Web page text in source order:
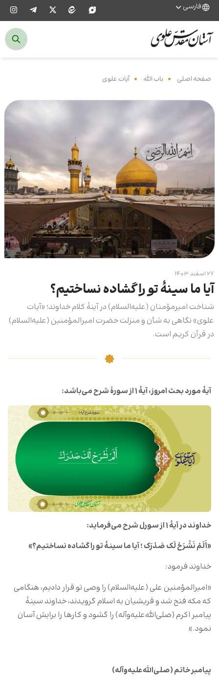
فارسی
صفحه اصلی باب الله آیات علوی
۲۷ اسفند ۱۴۰۳
آیا ما سینۀ تو را گشاده نساختیم؟
شناخت امیرمؤمنان (علیه‌السلام) در آینۀ کلام خداوند؛ «آیات
علوی» نگاهی به شأن و منزلت حضرت امیرالمؤمنین (علیه‌السلام)
در قرآن کریم است.
آیۀ مورد بحث امروز، آیۀ ۱ از سورۀ شرح می‌باشد:
خداوند در آیۀ ۱ از سورل شرح می‌فرماید:
«أَلَمْ نَشْرَحْ لَک صَدْرَک ؛ آیا ما سینۀ تو را گشاده نساختیم؟»
خداوند فرمود:
«امیرالمؤمنین علی (علیه‌السلام) را وصی تو قرار دادیم، هنگامی‌
که مکه فتح شد و قریشیان به اسلام گرویدند، خداوند سینۀ
پیامبر اکرم (صلی‌الله‌علیه‌وآله) را گشود و کارها را برایش آسان
نمود.»
پیامبر خاتم (صلی‌الله‌علیه‌و‌آله)